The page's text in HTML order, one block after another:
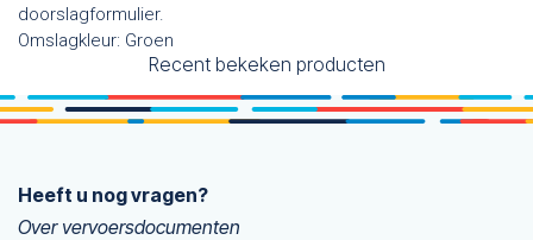
doorslagformulier.
Omslagkleur: Groen
Recent bekeken producten
Heeft u nog vragen?
Over vervoersdocumenten